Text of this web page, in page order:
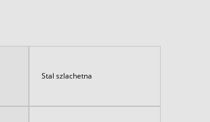
Stal szlachetna